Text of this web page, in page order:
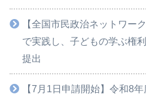
【全国市民政治ネットワー
で実践し、子どもの学ぶ権
提出
【7月1日申請開始】令和8